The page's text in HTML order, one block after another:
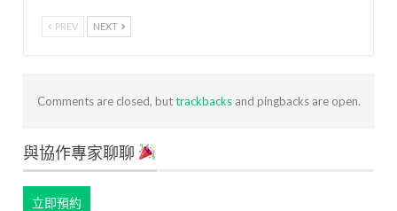
PREV NEXT
Comments are closed, buttrackbacksand pingbacks are open.
與協作專家聊聊
立即預約